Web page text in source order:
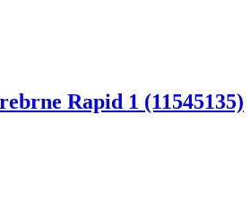
Rapid 1 (11545135)